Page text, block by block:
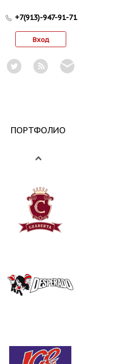
+7(913)-947-91-71
Вход
ПОРТФОЛИО